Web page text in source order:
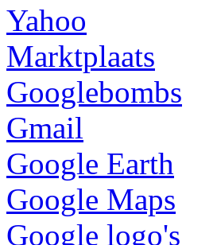
Yahoo
Marktplaats
Googlebombs
Gmail
Google Earth
Google Maps
Google logo's